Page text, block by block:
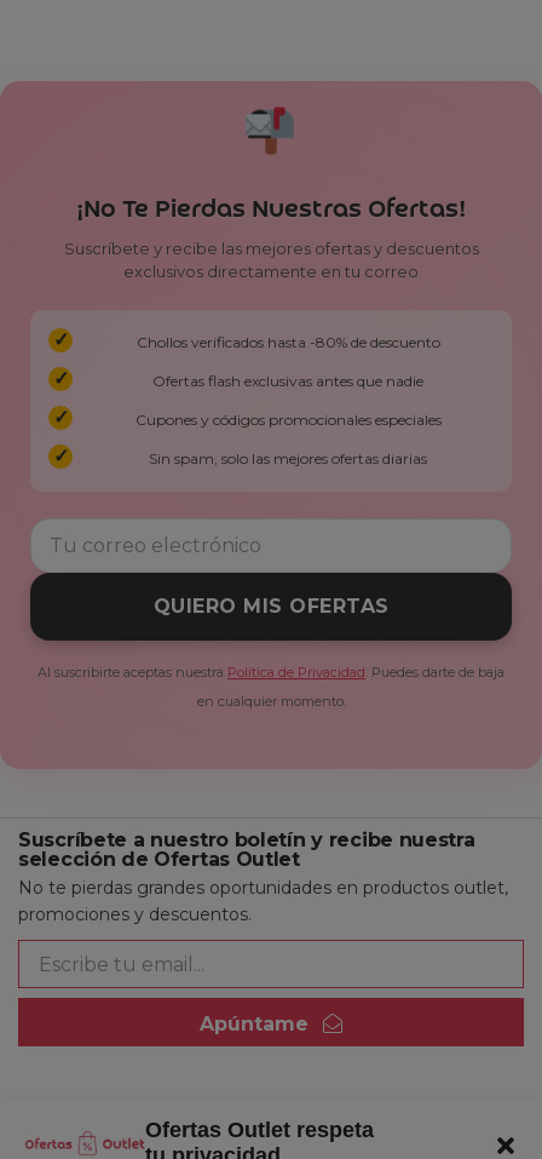
Ofertas Outlet respeta
¡No Te Pierdas Nuestras Ofertas!
Suscríbete y recibe las mejores ofertas y descuentos
exclusivos directamente en tu correo
Chollos verificados hasta -80% de descuento
Ofertas flash exclusivas antes que nadie
Cupones y códigos promocionales especiales
Sin spam, solo las mejores ofertas diarias
QUIERO MIS OFERTAS
Al suscribirte aceptas nuestra Política de Privacidad. Puedes darte de baja
en cualquier momento.
Suscríbete a nuestro boletín y recibe nuestra
selección de Ofertas Outlet
No te pierdas grandes oportunidades en productos outlet,
promociones y descuentos.
Apúntame
Quienes somos